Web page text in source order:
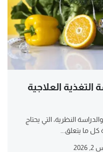
التغذية العلاجية
النظرية، التي يحتاج
ما يتعلق...